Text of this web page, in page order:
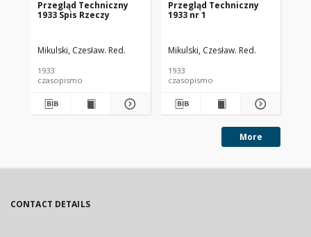
Przegląd Techniczny
1933 Spis Rzeczy
Mikulski, Czesław. Red.
1933
czasopismo
Przegląd Techniczny
1933 nr 1
Mikulski, Czesław. Red.
1933
czasopismo
More
CONTACT DETAILS